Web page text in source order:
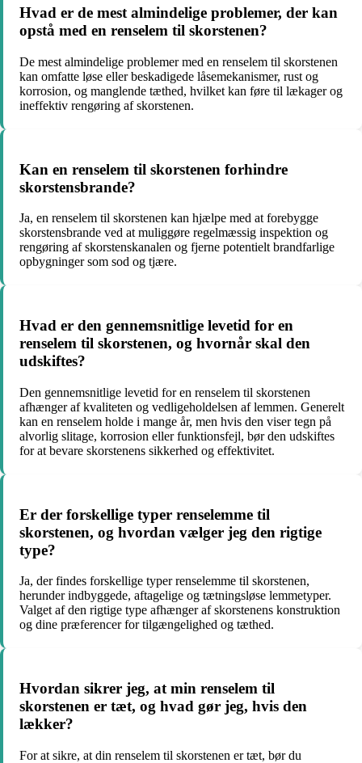
Hvad er de mest almindelige problemer, der kan
opstå med en renselem til skorstenen?
De mest almindelige problemer med en renselem til skorstenen
kan omfatte løse eller beskadigede låsemekanismer, rust og
korrosion, og manglende tæthed, hvilket kan føre til lækager og
ineffektiv rengøring af skorstenen.
Kan en renselem til skorstenen forhindre
skorstensbrande?
Ja, en renselem til skorstenen kan hjælpe med at forebygge
skorstensbrande ved at muliggøre regelmæssig inspektion og
rengøring af skorstenskanalen og fjerne potentielt brandfarlige
opbygninger som sod og tjære.
Hvad er den gennemsnitlige levetid for en
renselem til skorstenen, og hvornår skal den
udskiftes?
Den gennemsnitlige levetid for en renselem til skorstenen
afhænger af kvaliteten og vedligeholdelsen af lemmen. Generelt
kan en renselem holde i mange år, men hvis den viser tegn på
alvorlig slitage, korrosion eller funktionsfejl, bør den udskiftes
for at bevare skorstenens sikkerhed og effektivitet.
Er der forskellige typer renselemme til
skorstenen, og hvordan vælger jeg den rigtige
type?
Ja, der findes forskellige typer renselemme til skorstenen,
herunder indbyggede, aftagelige og tætningsløse lemmetyper.
Valget af den rigtige type afhænger af skorstenens konstruktion
og dine præferencer for tilgængelighed og tæthed.
Hvordan sikrer jeg, at min renselem til
skorstenen er tæt, og hvad gør jeg, hvis den
lækker?
For at sikre, at din renselem til skorstenen er tæt, bør du